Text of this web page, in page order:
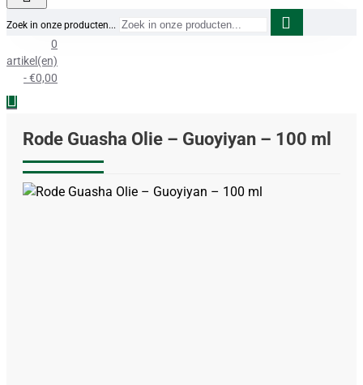
Zoek in onze producten...
0
artikel(en)
- €0,00
Rode Guasha Olie – Guoyiyan – 100 ml